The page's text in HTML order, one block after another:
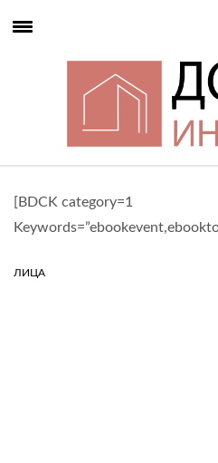
[BDCK category=1
ЛИЦА